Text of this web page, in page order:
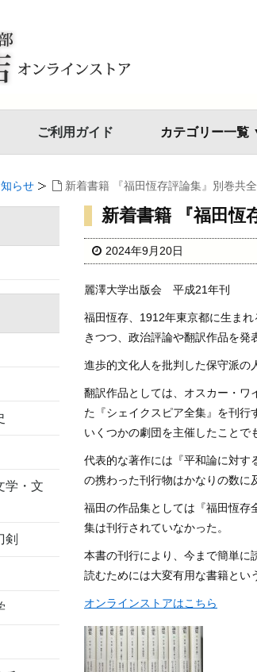
ご利用ガイド カテゴリー一覧
らせ 新着書籍 『福田恆存評論集』別巻共
新着書籍 『福田恆
2024年9月20日
麗澤大学出版会 平成21年刊
福田恆存、1912年東京都に生ま
きつつ、政治評論や翻訳作品を発
進歩的文化人を批判した保守派の
翻訳作品としては、オスカー・ワ
た『シェイクスピア全集』を刊行
いくつかの劇団を主催したことで
代表的な著作には『平和論に対す
の携わった刊行物はかなりの数に
福田の作品集としては『福田恆存
集は刊行されていなかった。
本書の刊行により、今まで簡単に
読むためには大変有用な書籍とい
オンラインストアはこちら
学・文
剣